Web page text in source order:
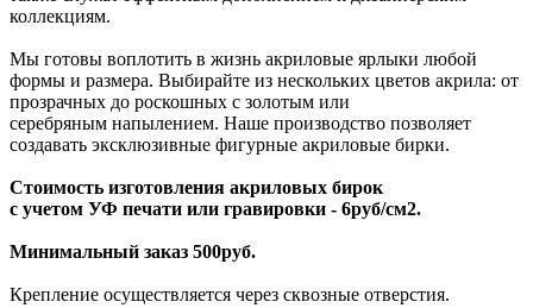
коллекциям.
Мы готовы воплотить в жизнь акриловые ярлыки любой
формы и размера. Выбирайте из нескольких цветов акрила: от
прозрачных до роскошных с золотым или
серебряным напылением. Наше производство позволяет
создавать эксклюзивные фигурные акриловые бирки.
Стоимость изготовления акриловых бирок
с учетом УФ печати или гравировки - 6руб/см2.
Минимальный заказ 500руб.
Крепление осуществляется через сквозные отверстия.